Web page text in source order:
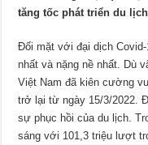
tăng tốc phát triển du lịch
Đối mặt với đại dịch
nhất và nặng nề nhất. Dù
Việt Nam đã kiên cường
trở lại từ ngày 15/3/2022.
sự phục hồi của du lịch.
sáng với 101,3 triệu lượt